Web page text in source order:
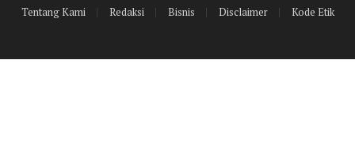
Tentang Kami
Redaksi Bisnis Disclaimer Kode Etik